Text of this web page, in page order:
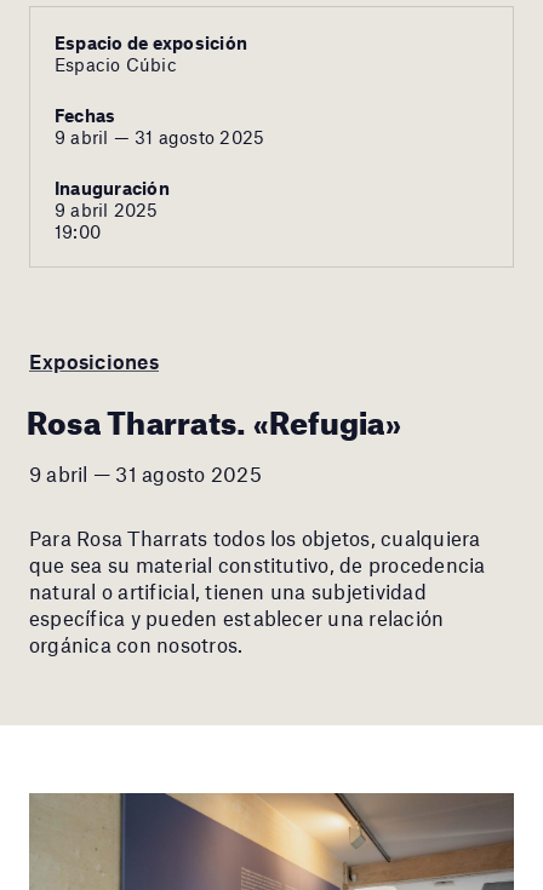
Espacio de exposición
Espacio Cúbic
Fechas
9 abril — 31 agosto 2025
Inauguración
9 abril 2025
19:00
Exposiciones
Rosa Tharrats. «Refugia»
9 abril — 31 agosto 2025
Para Rosa Tharrats todos los objetos, cualquiera
que sea su material constitutivo, de procedencia
natural o artificial, tienen una subjetividad
específica y pueden establecer una relación
orgánica con nosotros.